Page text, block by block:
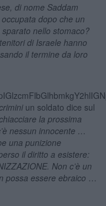
di nome Saddam
dopo che un
nello stomaco?
di Israele hanno
il termine da loro
un soldato dice sul
la prossima
nessun innocente …
una punizione
il diritto a esistere:
Non c’è un
possa essere ebraico